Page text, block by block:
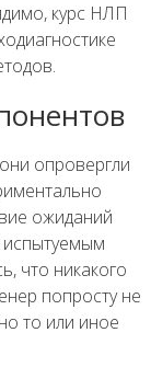
курс НЛП
опровергли
ожиданий
испытуемым
что никакого
попросту не
то или иное